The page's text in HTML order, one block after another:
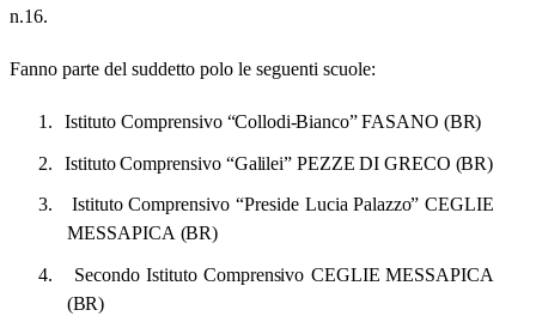
n.16.
Fanno parte del suddetto polo le seguenti scuole:
1. Istituto Comprensivo “Collodi-Bianco”FASANO (BR)
2. Istituto Comprensivo “Galilei” PEZZE DI GRECO (BR)
3. Istituto Comprensivo “Preside Lucia Palazzo”CEGLIE
MESSAPICA (BR)
4. Secondo Istituto Comprensivo CEGLIE MESSAPICA
(BR)